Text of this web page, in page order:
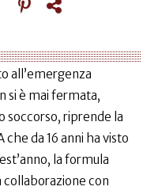
all’emergenza
si è mai fermata,
soccorso, riprende la
che da 16 anni ha visto
la formula
collaborazione con